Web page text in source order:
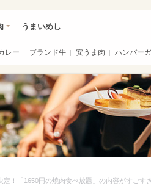
うまいめし
レー ブランド牛 安うま肉 ハンバー
定！「1650円の焼肉食べ放題」の内容がすご